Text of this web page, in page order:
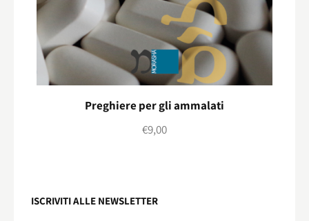
Preghiere per gli ammalati
€9,00
ISCRIVITI ALLE NEWSLETTER